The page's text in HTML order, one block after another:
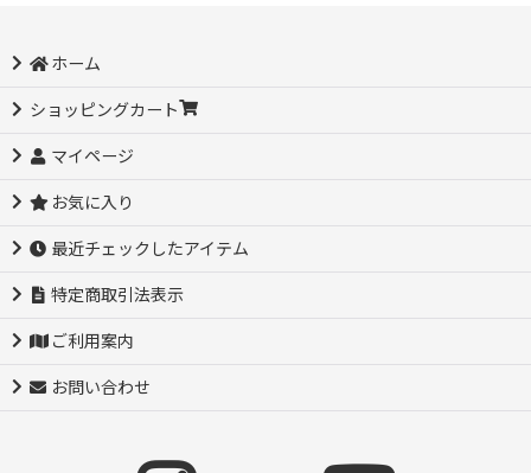
ホーム
ショッピングカート
マイページ
お気に入り
最近チェックしたアイテム
特定商取引法表示
ご利用案内
お問い合わせ